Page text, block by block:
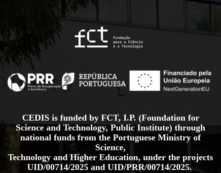
CEDIS is funded by FCT, I.P. (Foundation for
Science and Technology, Public Institute) through
national funds from the Portuguese Ministry of
Science,
Technology and Higher Education, under the projects
UID/00714/2025 and UID/PRR/00714/2025.